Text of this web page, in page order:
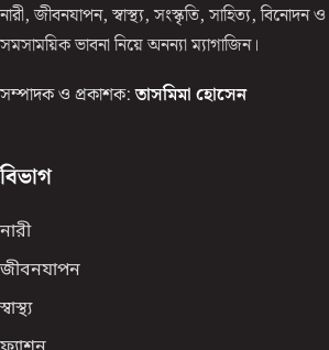
নারী, জীবনযাপন, স্বাস্থ্য, সংস্কৃতি, সাহিত্য, বিনোদন ও
সমসাময়িক ভাবনা নিয়ে অনন্যা ম্যাগাজিন।
সম্পাদক ও প্রকাশক: তাসমিমা হোসেন
বিভাগ
নারী
জীবনযাপন
স্বাস্থ্য